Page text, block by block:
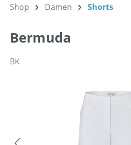
Shop Damen Shorts
Bermuda
BK
Bildergalerie überspringen